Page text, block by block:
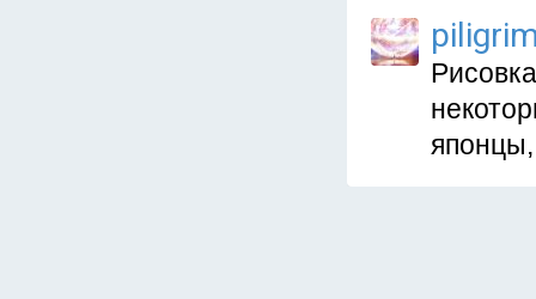
японцы,